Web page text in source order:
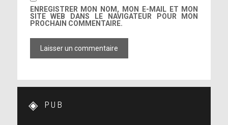
ENREGISTRER MON NOM, MON E-MAIL ET MON
SITE WEB DANS LE NAVIGATEUR POUR MON
PROCHAIN COMMENTAIRE.
PUB